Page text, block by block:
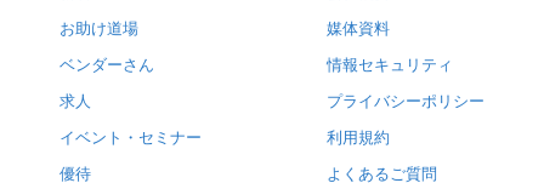
お助け道場
ベンダーさん
求人
イベント・セミナー
優待
媒体資料
情報セキュリティ
プライバシーポリシー
利用規約
よくあるご質問